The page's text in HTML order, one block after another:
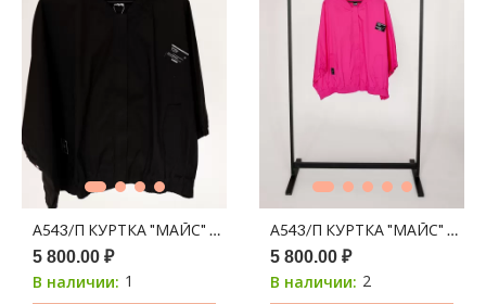
А543/П КУРТКА "МАЙС" ЧЕРНЫЙ
5 800.00 ₽
В наличии: 1
А543/П КУРТКА "МАЙС"
5 800.00 ₽
В наличии: 2